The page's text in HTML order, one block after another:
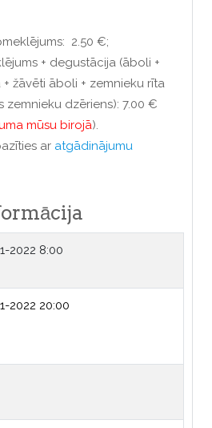
2.50 €;
+ degustācija (āboli +
žāvēti āboli + zemnieku rīta
zemnieku dzēriens): 7.00 €
mūsu birojā).
ar atgādinājumu
2022 8:00
2022 20:00